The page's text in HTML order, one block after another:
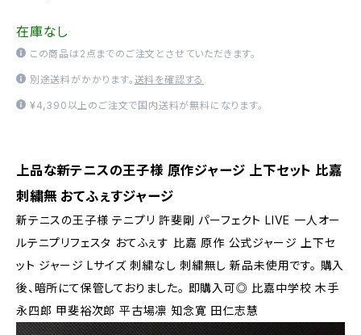
在庫なし
この商品は2点までのご注文とさせていただきます。
別途送料がかかります。 送料を確認する
¥4,390以上のご注文で国内送料が無料になります。
上品な新テニスの王子様 原作ジャージ 上下セット 比嘉
刺繍無 おてふぇすジャージ
新テニスの王子様 テニプリ 許斐剛 パーフェクト LIVE 一人オー
ルテニプリフェスタ おてふぇす 比嘉 原作 公式ジャージ 上下セ
ット ジャージ Lサイズ 刺繍なし 刺繍無し 新品未使用です。 購入
後、暗所にて保管しておりました。 即購入可◎ 比嘉中学校 木手
永四郎 甲斐裕次郎 平古場凛 知念寛 田仁志慧